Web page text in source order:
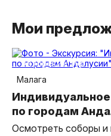
Мои
авторский тур
Малага
по городам
Осмотреть соборы и